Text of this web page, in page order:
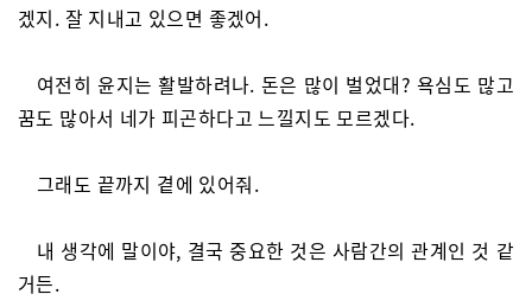
겠지. 잘 지내고 있으면 좋겠어.
여전히 윤지는 활발하려나. 돈은 많이 벌었대? 욕심도 많고
꿈도 많아서 네가 피곤하다고 느낄지도 모르겠다.
그래도 끝까지 곁에 있어줘.
내 생각에 말이야, 결국 중요한 것은 사람간의 관계인 것 같
거든.